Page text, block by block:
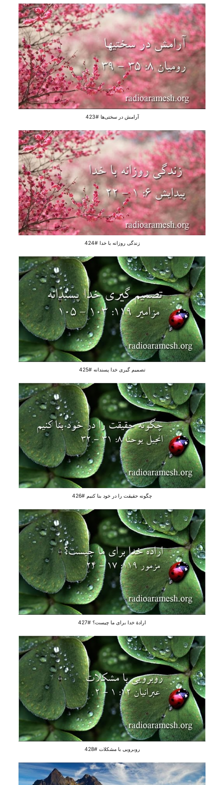
آرامش در سختی‌ها #423
زندگی روزانه با خدا #424
تصمیم گیری خدا پسندانه #425
چگونه حقیقت را در خود بنا کنیم #426
ارادهٔ خدا برای ما چیست؟ #427
روبرویی با مشکلات #428